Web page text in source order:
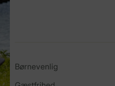
Børnevenlig